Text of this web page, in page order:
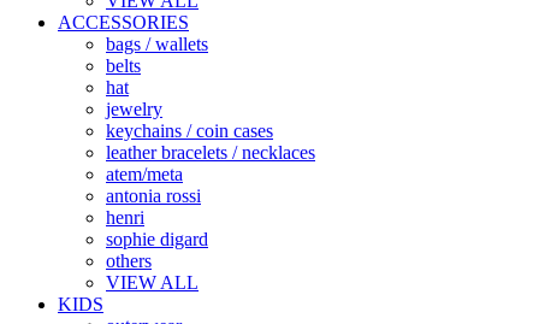
ACCESSORIES
bags / wallets
belts
hat
jewelry
keychains / coin cases
leather bracelets / necklaces
atem/meta
antonia rossi
henri
sophie digard
others
VIEW ALL
KIDS